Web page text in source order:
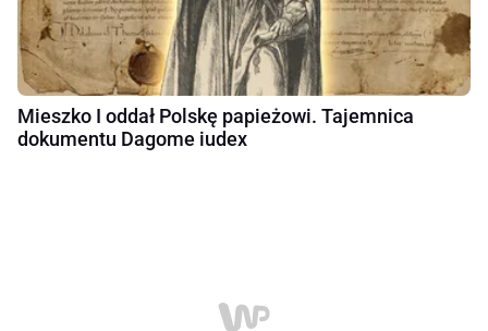
Mieszko I oddał Polskę papieżowi. Tajemnica
dokumentu Dagome iudex